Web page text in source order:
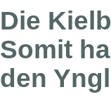
Die
Somit
den